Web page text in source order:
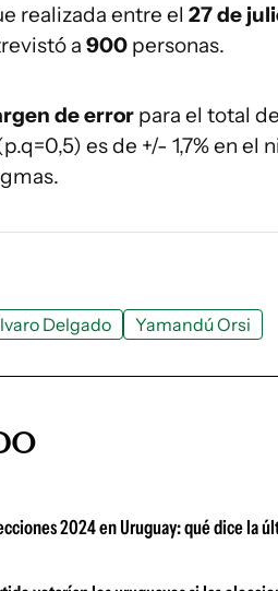
realizada entre el 27 de
a 900 personas.
de error para el total
es de +/- 1,7% en el
Delgado Yamandú Orsi
2024 en Uruguay: qué dice la